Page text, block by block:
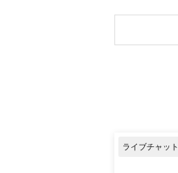
ライブチャット